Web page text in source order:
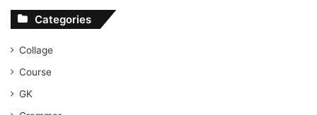
Categories
Collage
Course
GK